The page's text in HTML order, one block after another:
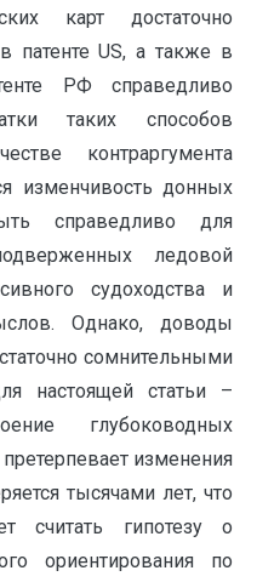
карт достаточно
патенте US, а также в
РФ справедливо
таких способов
контраргумента
изменчивость донных
справедливо для
ледовой
судоходства и
Однако, доводы
сомнительными
настоящей статьи –
глубоководных
изменения
тысячами лет, что
считать гипотезу о
ориентирования по